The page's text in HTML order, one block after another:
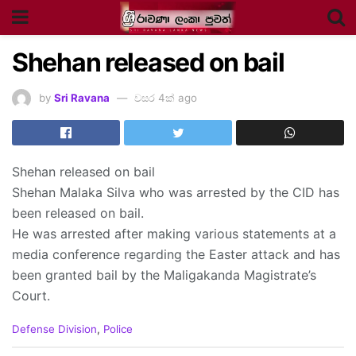
Shehan released on bail
by Sri Ravana වසර 4ක් ago
Shehan released on bail
Shehan Malaka Silva who was arrested by the CID has
been released on bail.
He was arrested after making various statements at a
media conference regarding the Easter attack and has
been granted bail by the Maligakanda Magistrate’s
Court.
C
Defense Division, Police